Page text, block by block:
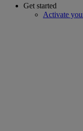
Get started
Activate